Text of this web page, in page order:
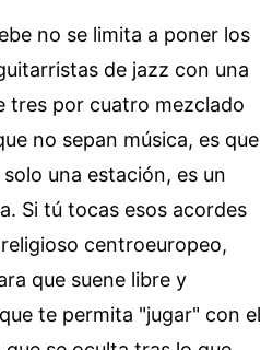
no se limita a poner los
de jazz con una
tres por cuatro mezclado
no sepan música, es que
una estación, es un
Si tú tocas esos acordes
centroeuropeo,
que suene libre y
te permita "jugar" con el